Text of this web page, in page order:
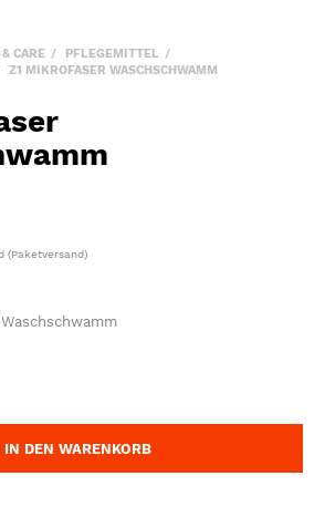
CARE
PFLEGEMITTEL
Z1 MIKROFASER WASCHSCHWAMM
(Paketversand)
IN DEN WARENKORB